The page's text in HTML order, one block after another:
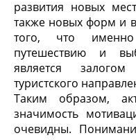
развития новых
также новых форм и
того, что
путешествию и
является
туристского
Таким образом,
значимость
очевидны.